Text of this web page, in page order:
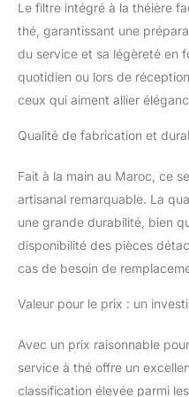
Le filtre intégré à la théière
thé, garantissant une
du service et sa légèreté en
quotidien ou lors de
ceux qui aiment allier
Qualité de fabrication et
Fait à la main au Maroc, ce
artisanal remarquable. La
une grande durabilité, bien
disponibilité des pièces
cas de besoin de
Valeur pour le prix : un
Avec un prix raisonnable
service à thé offre un
classification élevée parmi